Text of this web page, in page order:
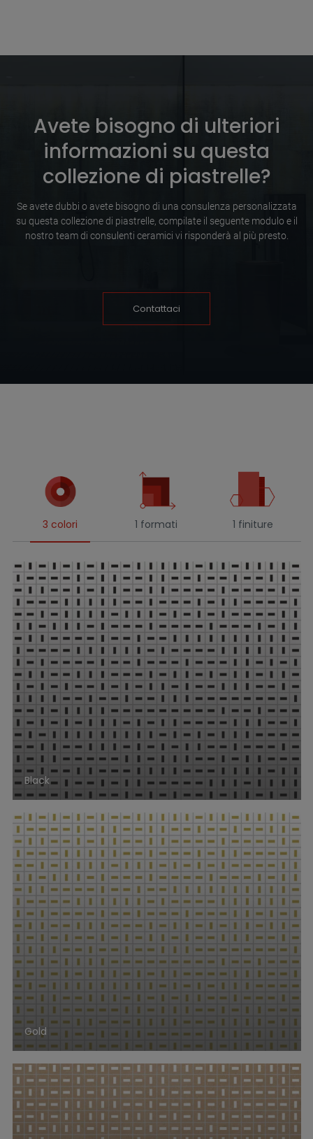
Avete bisogno di ulteriori
informazioni su questa
collezione di piastrelle?
Se avete dubbi o avete bisogno di una consulenza personalizzata
su questa collezione di piastrelle, compilate il seguente modulo e il
nostro team di consulenti ceramici vi risponderà al più presto.
Contattaci
3 colori 1 formati 1 finiture
Black
Gold